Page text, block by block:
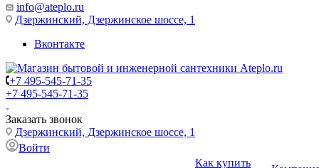
info@ateplo.ru
Дзержинский, Дзержинское шоссе, 1
Вконтакте
+7 495-545-71-35
+7 495-545-71-35
Заказать звонок
Дзержинский, Дзержинское шоссе, 1
Войти
Как купить